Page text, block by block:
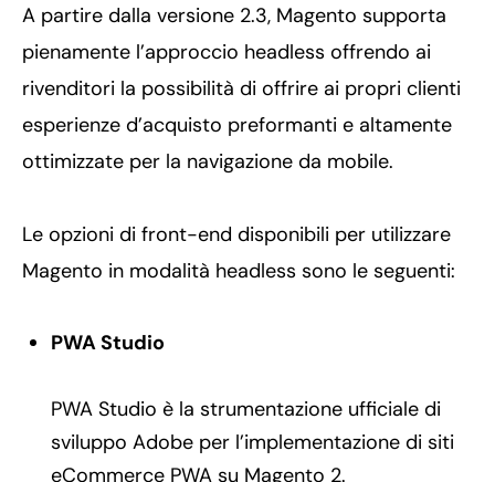
A partire dalla versione 2.3, Magento supporta
pienamente l’approccio headless offrendo ai
rivenditori la possibilità di offrire ai propri clienti
esperienze d’acquisto preformanti e altamente
ottimizzate per la navigazione da mobile.
Le opzioni di front-end disponibili per utilizzare
Magento in modalità headless sono le seguenti:
PWA Studio
PWA Studio è la strumentazione ufficiale di
sviluppo Adobe per l’implementazione di siti
eCommerce PWA su Magento 2.